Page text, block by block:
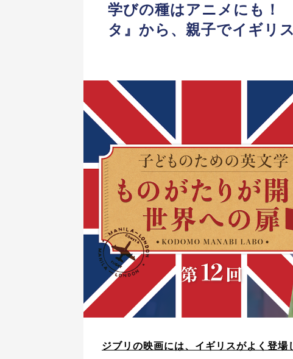
学びの種はアニメにも！
タ』から、親子でイギリ
ジブリの映画には、イギリスがよく登場